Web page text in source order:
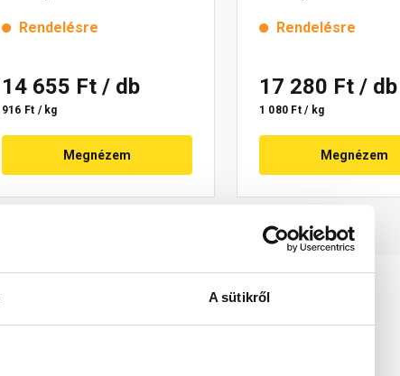
A sütikről
Rendelésre
14 655 Ft / db
916 Ft / kg
Megnézem
Rendelésre
17 280 Ft / db
1 080 Ft / kg
Megnézem